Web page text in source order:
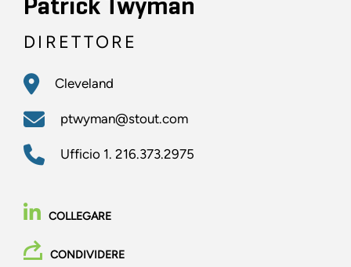
Patrick Twyman
DIRETTORE
Cleveland
ptwyman@stout.com
Ufficio 1. 216.373.2975
COLLEGARE
CONDIVIDERE